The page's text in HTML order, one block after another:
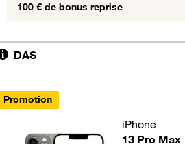
100 € de bonus reprise
DAS
Promotion
iPhone
13 Pro Max